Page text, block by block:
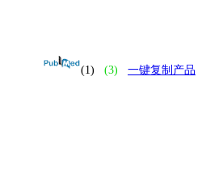
(1) (3) 一键复制产品